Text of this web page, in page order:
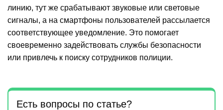
линию, тут же срабатывают звуковые или световые
сигналы, а на смартфоны пользователей рассылается
соответствующее уведомление. Это помогает
своевременно задействовать службы безопасности
или привлечь к поиску сотрудников полиции.
Есть вопросы по статье?